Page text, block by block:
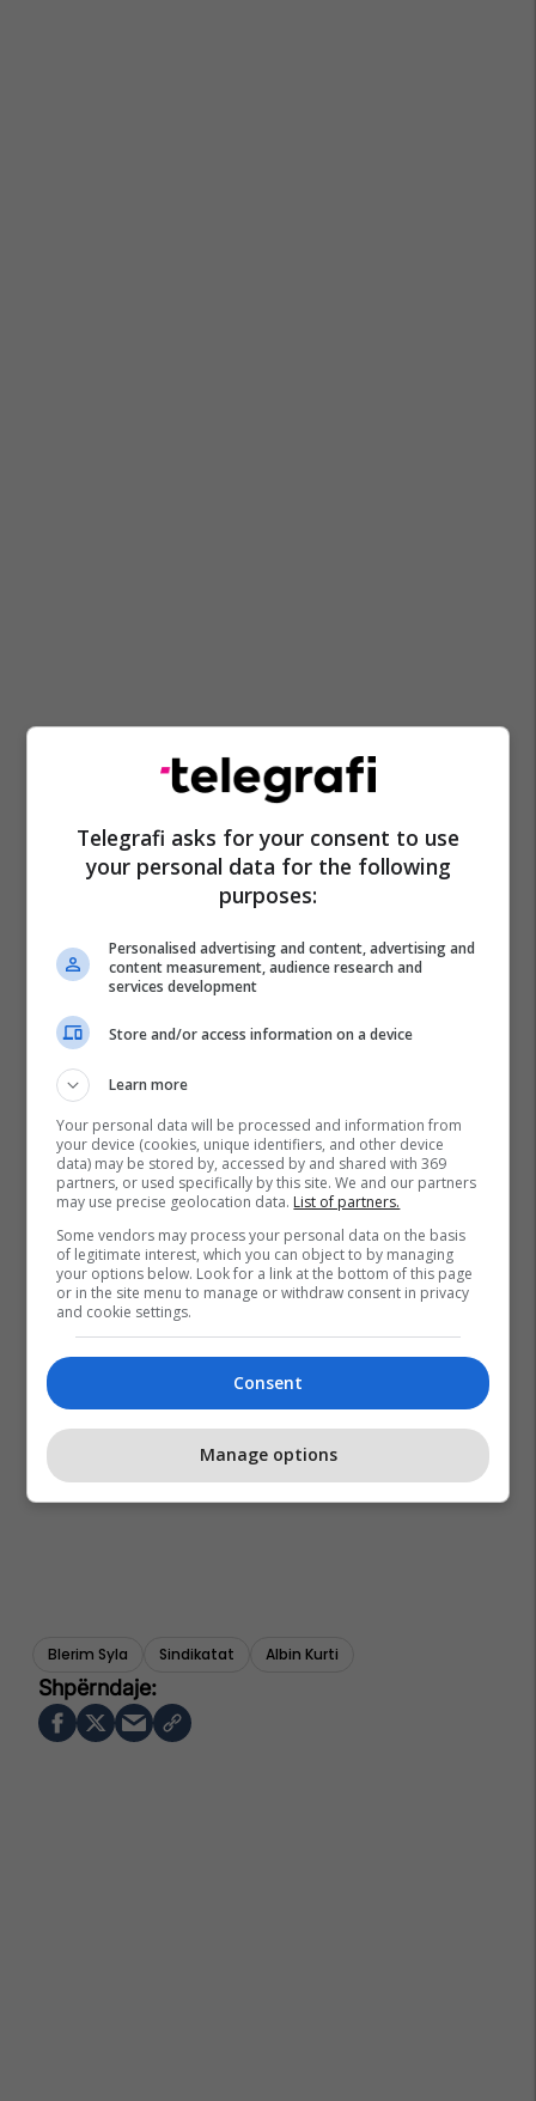
Blerim Syla Sindikatat Albin Kurti
Telegrafi asks for your consent to use
your personal data for the following
purposes:
Personalised advertising and content, advertising and
content measurement, audience research and
services development
Store and/or access information on a device
Learn more
Your personal data will be processed and information from
your device (cookies, unique identifiers, and other device
data) may be stored by, accessed by and shared with 369
partners, or used specifically by this site. We and our partners
may use precise geolocation data. List of partners.
Some vendors may process your personal data on the basis
of legitimate interest, which you can object to by managing
your options below. Look for a link at the bottom of this page
or in the site menu to manage or withdraw consent in privacy
and cookie settings.
Consent
Manage options